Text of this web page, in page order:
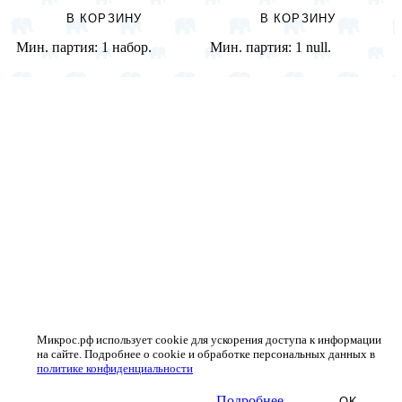
В КОРЗИНУ
Мин. партия: 1 набор.
В КОРЗИНУ
Мин. партия: 1 null.
Микрос.рф использует cookie для ускорения доступа к информации
на сайте. Подробнее о cookie и обработке персональных данных в
политике конфиденциальности